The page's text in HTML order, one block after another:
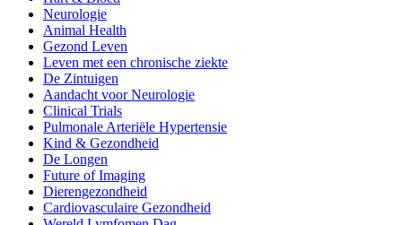
Neurologie
Animal Health
Gezond Leven
Leven met een chronische ziekte
De Zintuigen
Aandacht voor Neurologie
Clinical Trials
Pulmonale Arteriële Hypertensie
Kind & Gezondheid
De Longen
Future of Imaging
Dierengezondheid
Cardiovasculaire Gezondheid